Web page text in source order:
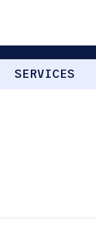
SERVICES